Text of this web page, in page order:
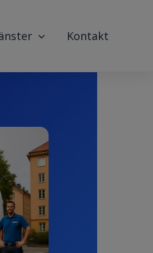
Kontakt